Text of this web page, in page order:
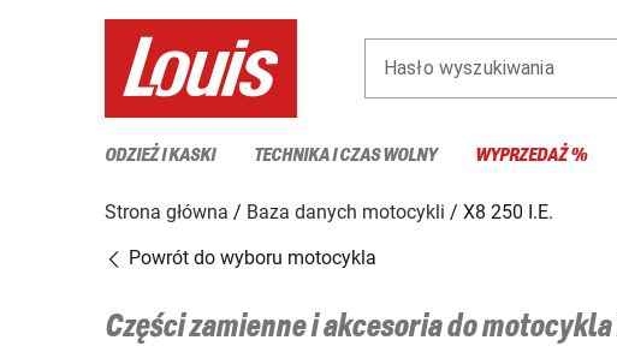
Hasło wyszukiwania
ODZIEŻ I KASKI TECHNIKA I CZAS WOLNY WYPRZEDAŻ %
Strona główna Baza danych motocykli
X8 250 I.E.
Powrót do wyboru motocykla
Części zamienne i akcesoria do motocykla